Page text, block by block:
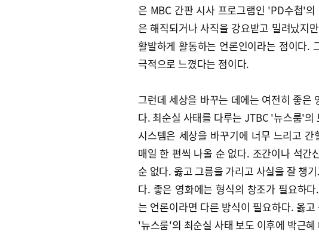
은 MBC 간판 시사 프로그램인 'PD수첩'
은 해직되거나 사직을 강요받고 밀려났지
활발하게 활동하는 언론인이라는 점이다.
극적으로 느꼈다는 점이다.
그런데 세상을 바꾸는 데에는 여전히 좋은
다. 최순실 사태를 다루는 JTBC '뉴스룸'
시스템은 세상을 바꾸기에 너무 느리고
매일 한 편씩 나올 순 없다. 조간이나 석간
순 없다. 옳고 그름을 가리고 사실을 잘 챙
다. 좋은 영화에는 형식의 창조가 필요하
는 언론이라면 다른 방식이 필요하다. 옳
'뉴스룸'의 최순실 사태 보도 이후에 박근